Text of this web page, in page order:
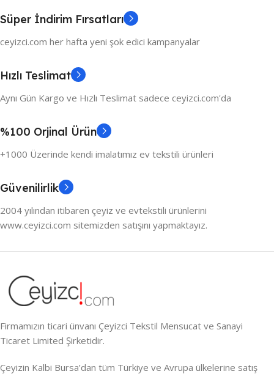
Süper İndirim Fırsatları
ceyizci.com her hafta yeni şok edici kampanyalar
Hızlı Teslimat
Aynı Gün Kargo ve Hızlı Teslimat sadece ceyizci.com'da
%100 Orjinal Ürün
+1000 Üzerinde kendi imalatımız ev tekstili ürünleri
Güvenilirlik
2004 yılından itibaren çeyiz ve evtekstili ürünlerini
www.ceyizci.com sitemizden satışını yapmaktayız.
Firmamızın ticari ünvanı Çeyizci Tekstil Mensucat ve Sanayi
Ticaret Limited Şirketidir.
Çeyizin Kalbi Bursa’dan tüm Türkiye ve Avrupa ülkelerine satış